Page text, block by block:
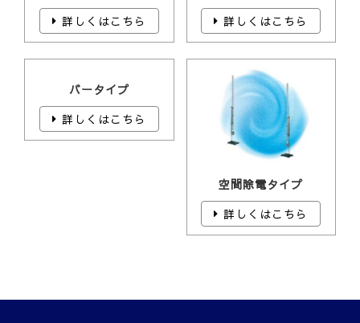
詳しくはこちら
詳しくはこちら
バータイプ
詳しくはこちら
空間除電タイプ
詳しくはこちら